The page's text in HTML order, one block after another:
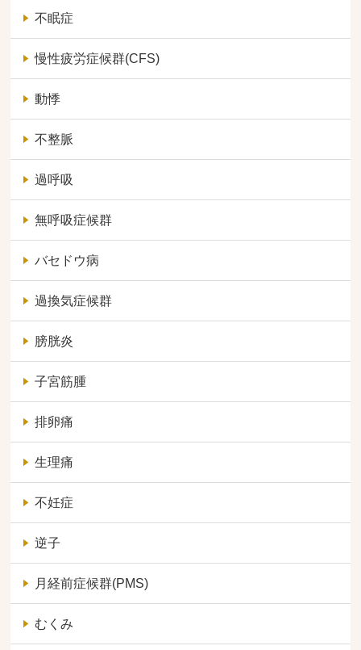
不眠症
慢性疲労症候群(CFS)
動悸
不整脈
過呼吸
無呼吸症候群
バセドウ病
過換気症候群
膀胱炎
子宮筋腫
排卵痛
生理痛
不妊症
逆子
月経前症候群(PMS)
むくみ